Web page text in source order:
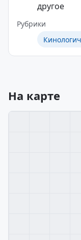
другое
Рубрики
На карте